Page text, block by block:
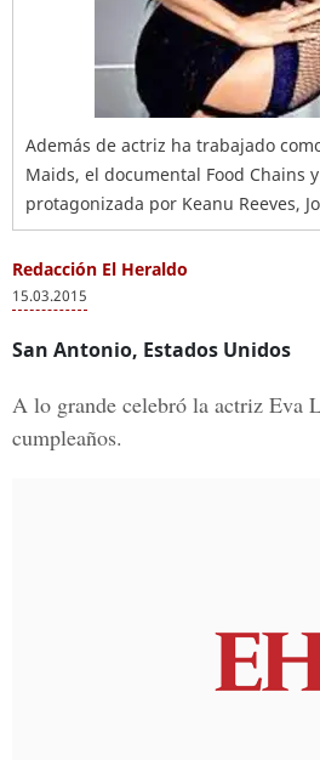
Además de actriz ha trabajado
Maids, el documental Food Chains
protagonizada por Keanu Reeves,
Redacción El Heraldo
15.03.2015
San Antonio, Estados Unidos
A lo grande celebró la actriz Eva
cumpleaños.